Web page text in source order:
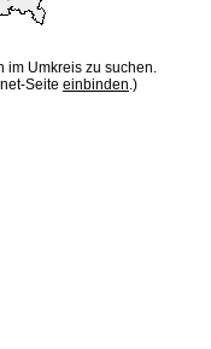
im Umkreis zu suchen.
Seite einbinden.)